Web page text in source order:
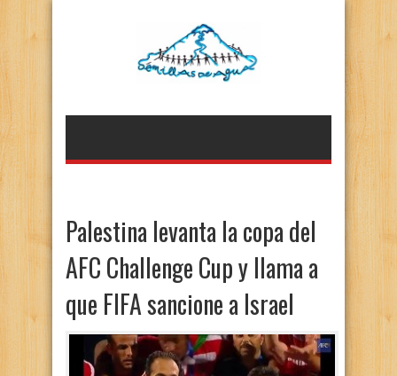
Palestina levanta la copa del
AFC Challenge Cup y llama a
que FIFA sancione a Israel